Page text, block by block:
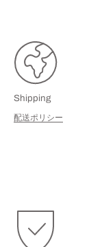
Shipping
配送ポリシー